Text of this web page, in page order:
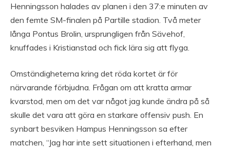
Henningsson halades av planen i den 37:e minuten av
den femte SM-finalen på Partille stadion. Två meter
långa Pontus Brolin, ursprungligen från Sävehof,
knuffades i Kristianstad och fick lära sig att flyga.
Omständigheterna kring det röda kortet är för
närvarande förbjudna. Frågan om att kratta armar
kvarstod, men om det var något jag kunde ändra på så
skulle det vara att göra en starkare offensiv push. En
synbart besviken Hampus Henningsson sa efter
matchen, “Jag har inte sett situationen i efterhand, men